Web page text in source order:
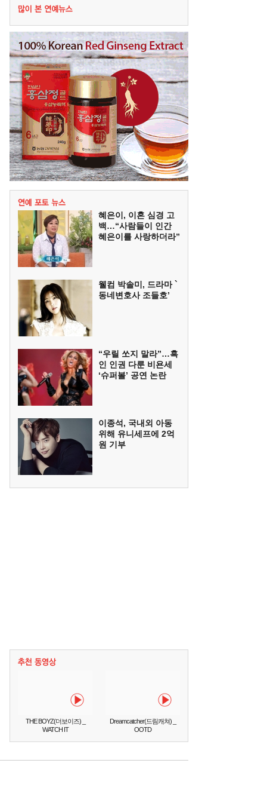
혜은이, 이혼 심경 고
백…“사람들이 인간
혜은이를 사랑하더라”
웰컴 박솔미, 드라마 `
동네변호사 조들호’
“우릴 쏘지 말라”…흑
인 인권 다룬 비욘세
‘슈퍼볼’ 공연 논란
이종석, 국내외 아동
위해 유니세프에 2억
원 기부
THE BOYZ(더보이즈) _
WATCH IT
Dreamcatcher(드림캐쳐) _
OOTD